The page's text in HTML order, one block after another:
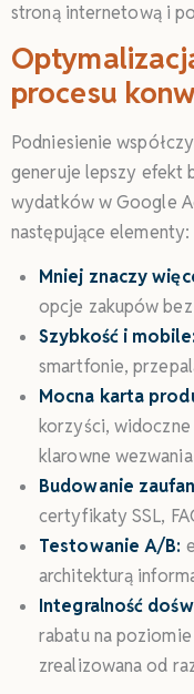
stroną internetową i
procesu
Podniesienie
generuje lepszy efekt
wydatków w Google
następujące elementy:
Mniej znaczy
opcje zakupów
Szybkość i mobile:
smartfonie,
Mocna karta
korzyści,
klarowne
Budowanie
certyfikaty SSL,
Testowanie A/B:
architekturą
Integralność
rabatu na
zrealizowana od